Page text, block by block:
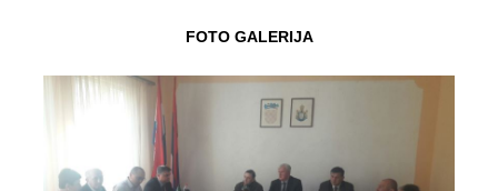
FOTO GALERIJA